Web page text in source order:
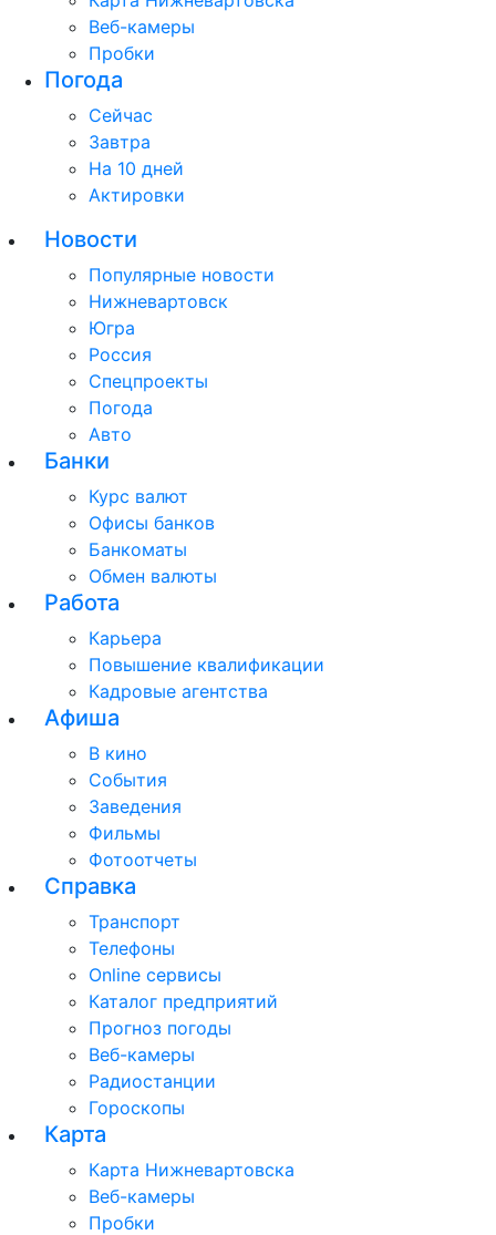
Веб-камеры
Пробки
Погода
Сейчас
Завтра
На 10 дней
Актировки
Новости
Популярные новости
Нижневартовск
Югра
Россия
Спецпроекты
Погода
Авто
Банки
Курс валют
Офисы банков
Банкоматы
Обмен валюты
Работа
Карьера
Повышение квалификации
Кадровые агентства
Афиша
В кино
События
Заведения
Фильмы
Фотоотчеты
Справка
Транспорт
Телефоны
Online сервисы
Каталог предприятий
Прогноз погоды
Веб-камеры
Радиостанции
Гороскопы
Карта
Карта Нижневартовска
Веб-камеры
Пробки